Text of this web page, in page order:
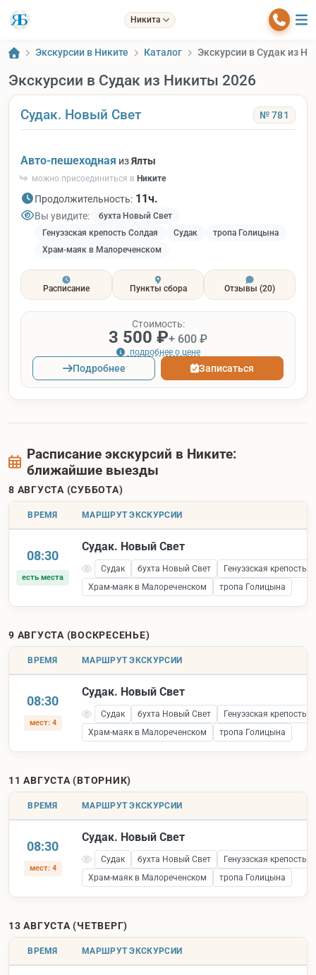
Никита
Экскурсии в Никите Каталог Экскурсии в Судак из
Экскурсии в Судак из Никиты 2026
Судак. Новый Свет № 781
Авто-пешеходная изЯлты
можно присоединиться в Никите
Продолжительность: 11ч.
Вы увидите:
бухта Новый Свет
Генуэзская крепость Солдая
Судак
тропа Голицына
Храм-маяк в Малореченском
Расписание Пункты сбора Отзывы (20)
Стоимость:
3 500 ₽+ 600 ₽
подробнее о цене
Подробнее Записаться
Расписание экскурсий в Никите:
ближайшие выезды
8 АВГУСТА (СУББОТА)
ВРЕМЯ МАРШРУТ ЭКСКУРСИИ
08:30
есть места
Судак. Новый Свет
Судак бухта Новый Свет
Генуэзская крепость
Храм-маяк в Малореченском
тропа Голицына
9 АВГУСТА (ВОСКРЕСЕНЬЕ)
ВРЕМЯ МАРШРУТ ЭКСКУРСИИ
08:30
мест: 4
Судак. Новый Свет
Судак бухта Новый Свет
Генуэзская крепость
Храм-маяк в Малореченском
тропа Голицына
11 АВГУСТА (ВТОРНИК)
ВРЕМЯ МАРШРУТ ЭКСКУРСИИ
08:30
мест: 4
Судак. Новый Свет
Судак бухта Новый Свет
Генуэзская крепость
Храм-маяк в Малореченском
тропа Голицына
13 АВГУСТА (ЧЕТВЕРГ)
ВРЕМЯ МАРШРУТ ЭКСКУРСИИ